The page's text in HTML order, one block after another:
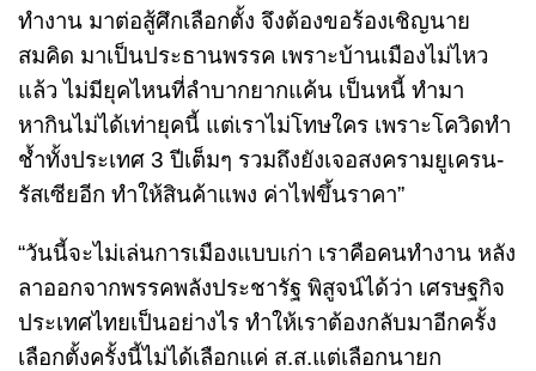
ทำงาน มาต่อสู้ศึกเลือกตั้ง จึงต้องขอร้องเชิญนาย
สมคิด มาเป็นประธานพรรค เพราะบ้านเมืองไม่ไหว
แล้ว ไม่มียุคไหนที่ลำบากยากแค้น เป็นหนี้ ทำมา
หากินไม่ได้เท่ายุคนี้ แต่เราไม่โทษใคร เพราะโควิดทำ
ช้ำทั้งประเทศ 3 ปีเต็มๆ รวมถึงยังเจอสงครามยูเครน-
รัสเซียอีก ทำให้สินค้าแพง ค่าไฟขึ้นราคา”
“วันนี้จะไม่เล่นการเมืองแบบเก่า เราคือคนทำงาน หลัง
ลาออกจากพรรคพลังประชารัฐ พิสูจน์ได้ว่า เศรษฐกิจ
ประเทศไทยเป็นอย่างไร ทำให้เราต้องกลับมาอีกครั้ง
เลือกตั้งครั้งนี้ไม่ได้เลือกแค่ ส.ส.แต่เลือกนายก